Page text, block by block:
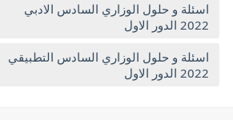
اسئلة و حلول الوزاري السادس الادبي
2022 الدور الاول
اسئلة و حلول الوزاري السادس التطبيقي
2022 الدور الاول